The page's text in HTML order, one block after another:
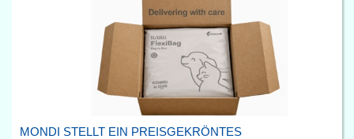
MONDI STELLT EIN PREISGEKRÖNTES